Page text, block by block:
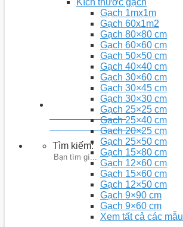
Youtobe: Nhà 5D
Kênh chia sẻ video kiến thức
Tìm kiếm:
Kích thước gạch
Gạch 1mx1m
Gạch 60x1m2
Gạch 80×80 cm
Gạch 60×60 cm
Gạch 50×50 cm
Gạch 40×40 cm
Gạch 30×60 cm
Gạch 30×45 cm
Gạch 30×30 cm
Gạch 25×25 cm
Gạch 25×40 cm
Gạch 20×25 cm
Gạch 25×50 cm
Gạch 15×80 cm
Gạch 12×60 cm
Gạch 15×60 cm
Gạch 12×50 cm
Gạch 9×90 cm
Gạch 9×60 cm
Xem tất cả các mẫu